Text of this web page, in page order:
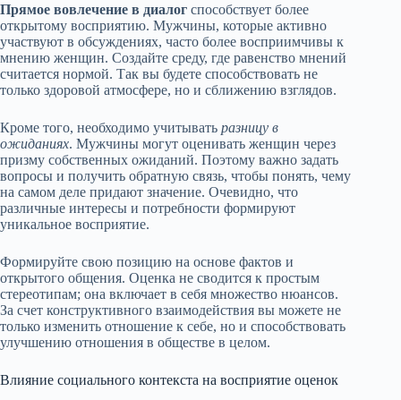
Прямое вовлечение в диалог способствует более
открытому восприятию. Мужчины, которые активно
участвуют в обсуждениях, часто более восприимчивы к
мнению женщин. Создайте среду, где равенство мнений
считается нормой. Так вы будете способствовать не
только здоровой атмосфере, но и сближению взглядов.
Кроме того, необходимо учитывать разницу в
ожиданиях. Мужчины могут оценивать женщин через
призму собственных ожиданий. Поэтому важно задать
вопросы и получить обратную связь, чтобы понять, чему
на самом деле придают значение. Очевидно, что
различные интересы и потребности формируют
уникальное восприятие.
Формируйте свою позицию на основе фактов и
открытого общения. Оценка не сводится к простым
стереотипам; она включает в себя множество нюансов.
За счет конструктивного взаимодействия вы можете не
только изменить отношение к себе, но и способствовать
улучшению отношения в обществе в целом.
Влияние социального контекста на восприятие оценок